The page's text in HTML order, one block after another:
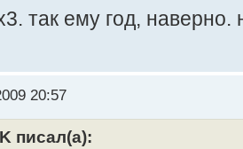
так ему год,
20:57
писал(а):